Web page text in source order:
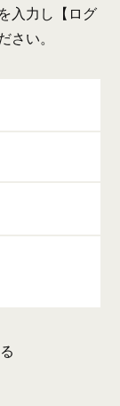
入力し【ログ
い。